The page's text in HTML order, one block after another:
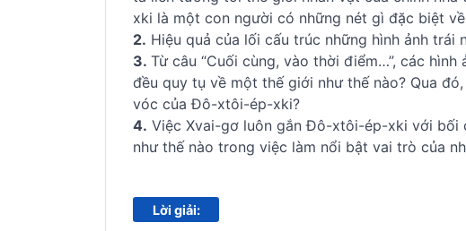
xki là một con người có những nét gì đặc biệt
2. Hiệu quả của lối cấu trúc những hình ảnh
3. Từ câu “Cuối cùng, vào thời điểm…”, các
đều quy tụ về một thế giới như thế nào? Qua
vóc của Đô-xtôi-ép-xki?
4. Việc Xvai-gơ luôn gắn Đô-xtôi-ép-xki với bối
như thế nào trong việc làm nổi bật vai trò của
Lời giải: